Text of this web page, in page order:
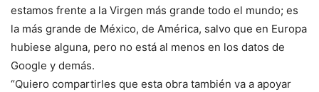
estamos frente a la Virgen más grande todo el mundo; es
la más grande de México, de América, salvo que en Europa
hubiese alguna, pero no está al menos en los datos de
Google y demás.
“Quiero compartirles que esta obra también va a apoyar